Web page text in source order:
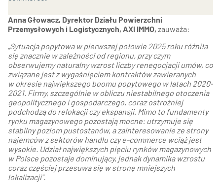
Anna Głowacz, Dyrektor Działu Powierzchni
Przemysłowych i Logistycznych, AXI IMMO, zauważa:
„Sytuacja popytowa w pierwszej połowie 2025 roku różniła
się znacznie w zależności od regionu, przy czym
obserwujemy naturalny wzrost liczby renegocjacji umów, co
związane jest z wygaśnięciem kontraktów zawieranych
w okresie największego boomu popytowego w latach 2020-
2021. Firmy, szczególnie w obliczu niestabilnego otoczenia
geopolitycznego i gospodarczego, coraz ostrożniej
podchodzą do relokacji czy ekspansji. Mimo to fundamenty
rynku magazynowego pozostają mocne: utrzymuje się
stabilny poziom pustostanów, a zainteresowanie ze strony
najemców z sektorów handlu czy e-commerce wciąż jest
wysokie. Udział największych pięciu rynków magazynowych
w Polsce pozostaje dominujący, jednak dynamika wzrostu
coraz częściej przesuwa się w stronę mniejszych
lokalizacji”.